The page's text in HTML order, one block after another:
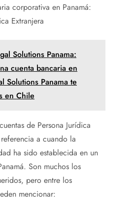
corporativa en Panamá:
Extranjera
Solutions Panama:
cuenta bancaria en
Solutions Panama te
en Chile
de Persona Jurídica
a cuando la
ha sido establecida en un
Son muchos los
pero entre los
mencionar: